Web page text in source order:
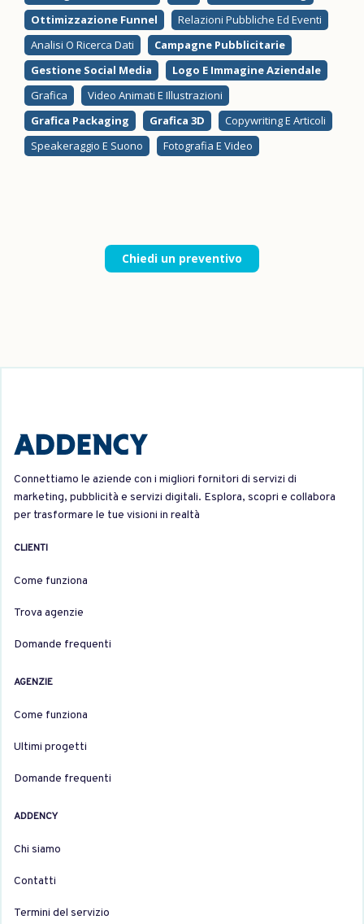
Ottimizzazione Funnel
Relazioni Pubbliche Ed Eventi
Analisi O Ricerca Dati
Campagne Pubblicitarie
Gestione Social Media
Logo E Immagine Aziendale
Grafica
Video Animati E Illustrazioni
Grafica Packaging
Grafica 3D
Copywriting E Articoli
Speakeraggio E Suono
Fotografia E Video
Chiedi un preventivo
Connettiamo le aziende con i migliori fornitori di servizi di
marketing, pubblicità e servizi digitali. Esplora, scopri e collabora
per trasformare le tue visioni in realtà
CLIENTI
Come funziona
Trova agenzie
Domande frequenti
AGENZIE
Come funziona
Ultimi progetti
Domande frequenti
ADDENCY
Chi siamo
Contatti
Termini del servizio